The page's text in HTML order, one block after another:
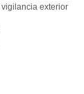
vigilancia exterior